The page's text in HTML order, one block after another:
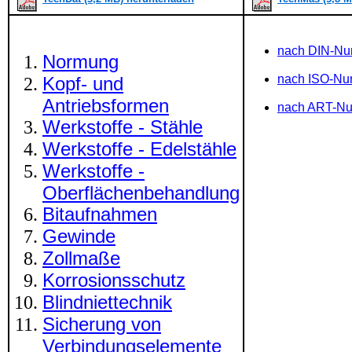
Normung
Kopf- und
Antriebsformen
Werkstoffe - Stähle
Werkstoffe - Edelstähle
Werkstoffe -
Oberflächenbehandlung
Bitaufnahmen
Gewinde
Zollmaße
Korrosionsschutz
Blindniettechnik
Sicherung von
Verbindungselemente
nach DIN-
nach ISO-
nach ART-